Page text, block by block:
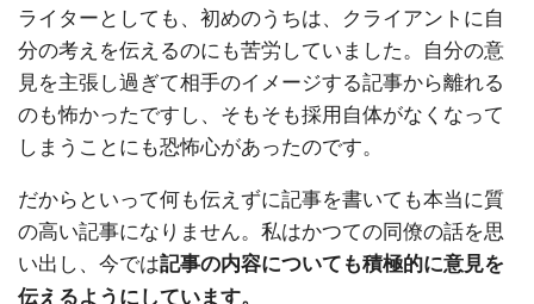
ライターとしても、初めのうちは、クライアントに自
分の考えを伝えるのにも苦労していました。自分の意
見を主張し過ぎて相手のイメージする記事から離れる
のも怖かったですし、そもそも採用自体がなくなって
しまうことにも恐怖心があったのです。
だからといって何も伝えずに記事を書いても本当に質
の高い記事になりません。私はかつての同僚の話を思
い出し、今では記事の内容についても積極的に意見を
伝えるようにしています。